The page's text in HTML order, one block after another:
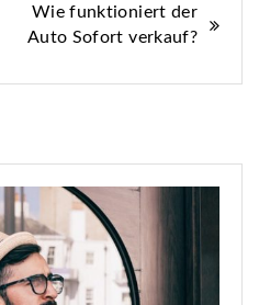
Wie funktioniert der
Auto Sofort verkauf?